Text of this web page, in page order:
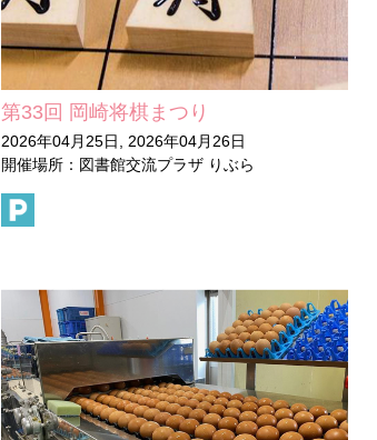
第33回 岡崎将棋まつり
2026年04月25日, 2026年04月26日
開催場所：図書館交流プラザ りぶら